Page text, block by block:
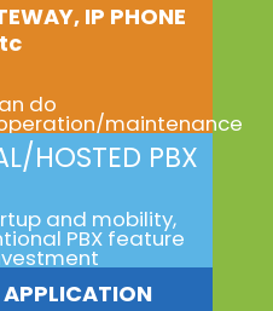
IP PHONE
do
maintenance
HOSTED PBX
and mobility,
PBX feature
APPLICATION